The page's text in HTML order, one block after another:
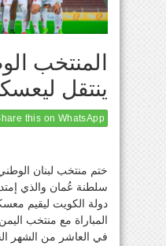
المنتخب
ينتقل
this on WhatsApp
ختم منتخب لبنان
سلطنة عُمان والذي إمتد
دولة الكويت ليقيم
المباراة مع منتخب
في العاشر من الشهر